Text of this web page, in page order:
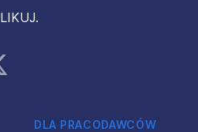
DLA PRACODAWCÓW